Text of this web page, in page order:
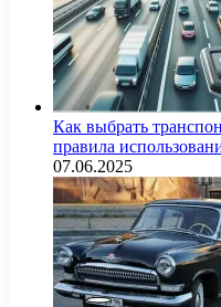
Как выбрать
правила
07.06.2025